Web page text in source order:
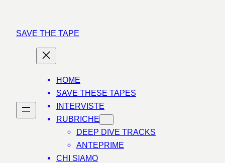
contenuto
SAVE THE TAPE
HOME
SAVE THESE TAPES
INTERVISTE
RUBRICHE
DEEP DIVE TRACKS
ANTEPRIME
CHI SIAMO